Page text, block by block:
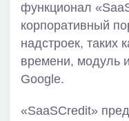
функционал
корпоративный
надстроек, таких
времени, модуль
Google.
«SaaSCredit»